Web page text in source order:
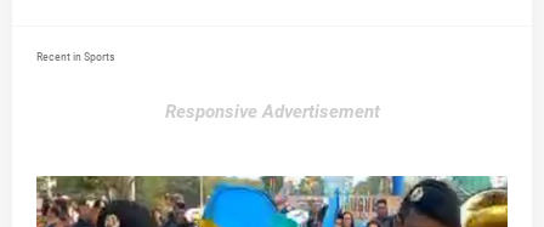
Recent in Sports
Responsive Advertisement